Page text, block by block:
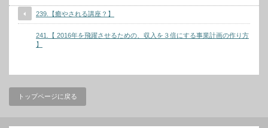
239.【癒やされる講座？】
241.【 2016年を飛躍させるための、収入を３倍にする事業計画の作り方
】
トップページに戻る